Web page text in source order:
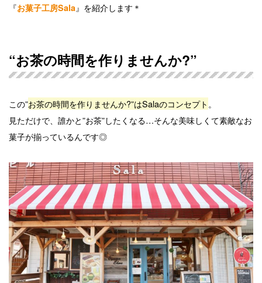
『お菓子工房Sala 』を紹介します＊
“お茶の時間を作りませんか?”
この”お茶の時間を作りませんか?”はSalaのコンセプト 。
見ただけで、誰かと”お茶”したくなる…そんな美味しくて素敵なお
菓子が揃っているんです◎